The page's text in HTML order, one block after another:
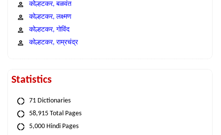
कोल्हटकर, बळवंत
कोल्हटकर, लक्ष्मण
कोल्हटकर, गोविंद
कोल्हटकर, राम्रचंद्र
Statistics
71 Dictionaries
58,915 Total Pages
5,000 Hindi Pages